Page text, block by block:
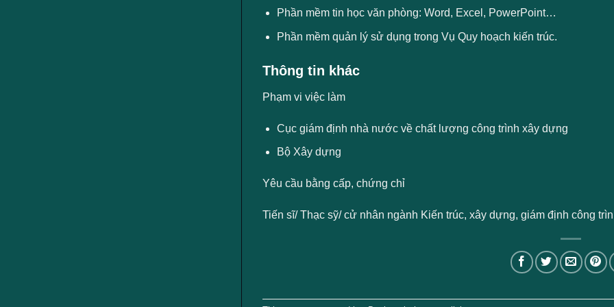
Phần mềm tin học văn phòng: Word, Excel, PowerPoint…
Phần mềm quản lý sử dụng trong Vụ Quy hoạch kiến trúc.
Thông tin khác
Phạm vi việc làm
Cục giám định nhà nước về chất lượng công trình xây dựng
Bộ Xây dựng
Yêu cầu bằng cấp, chứng chỉ
Tiến sĩ/ Thạc sỹ/ cử nhân ngành Kiến trúc, xây dựng, giám định công